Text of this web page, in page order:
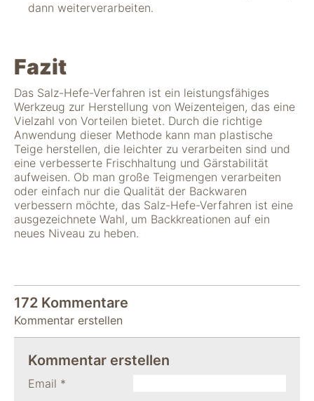
dann weiterverarbeiten.
Fazit
Das Salz-Hefe-Verfahren ist ein leistungsfähiges
Werkzeug zur Herstellung von Weizenteigen, das eine
Vielzahl von Vorteilen bietet. Durch die richtige
Anwendung dieser Methode kann man plastische
Teige herstellen, die leichter zu verarbeiten sind und
eine verbesserte Frischhaltung und Gärstabilität
aufweisen. Ob man große Teigmengen verarbeiten
oder einfach nur die Qualität der Backwaren
verbessern möchte, das Salz-Hefe-Verfahren ist eine
ausgezeichnete Wahl, um Backkreationen auf ein
neues Niveau zu heben.
172 Kommentare
Kommentar erstellen
Kommentar erstellen
Email *